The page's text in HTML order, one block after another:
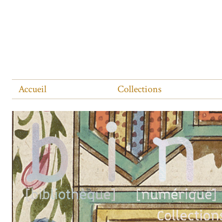
Accueil Collections